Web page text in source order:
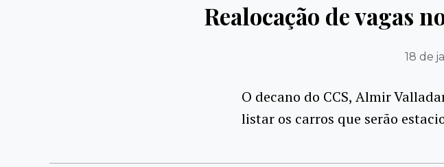
Realocação de vagas
18 de
O decano do CCS, Almir
listar os carros que serão